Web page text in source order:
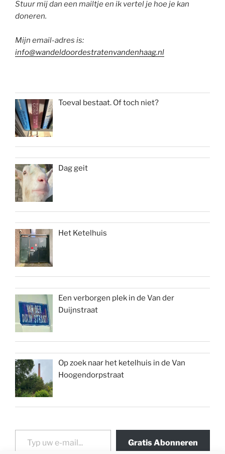
Stuur mij dan een mailtje en ik vertel je hoe je kan
doneren.
Mijn email-adres is:
info@wandeldoordestratenvandenhaag.nl
Toeval bestaat. Of toch niet?
Dag geit
Het Ketelhuis
Een verborgen plek in de Van der
Duijnstraat
Op zoek naar het ketelhuis in de Van
Hoogendorpstraat
Typ uw e-mail...
Gratis Abonneren